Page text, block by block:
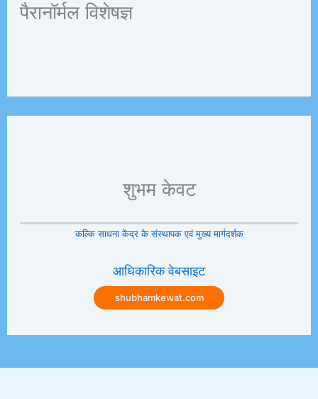
पैरानॉर्मल विशेषज्ञ
शुभम केवट
कल्कि साधना केंद्र के संस्थापक एवं मुख्य मार्गदर्शक
आधिकारिक वेबसाइट
shubhamkewat.com